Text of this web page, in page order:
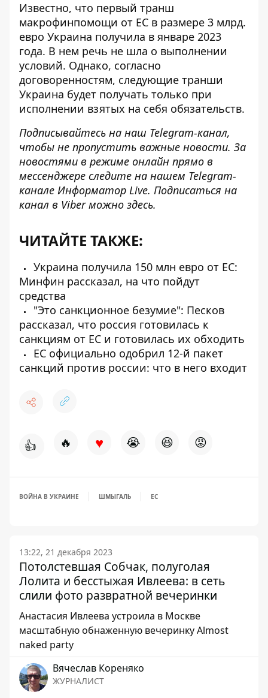
Известно, что первый транш
макрофинпомощи от ЕС в размере 3 млрд.
евро Украина получила в январе 2023
года. В нем речь не шла о выполнении
условий. Однако, согласно
договоренностям, следующие транши
Украина будет получать только при
исполнении взятых на себя обязательств.
Подписывайтесь на наш Telegram-канал,
чтобы не пропустить важные новости. За
новостями в режиме онлайн прямо в
мессенджере следите на нашем Telegram-
канале Информатор Live. Подписаться на
канал в Viber можно здесь.
ЧИТАЙТЕ ТАКЖЕ:
Украина получила 150 млн евро от ЕС:
Минфин рассказал, на что пойдут
средства
"Это санкционное безумие": Песков
рассказал, что россия готовилась к
санкциям от ЕС и готовилась их обходить
ЕС официально одобрил 12-й пакет
санкций против россии: что в него входит
👍 🔥 ♥ 😭 😆 😡
ВОЙНА В УКРАИНЕ ШМЫГАЛЬ ЕС
13:22, 21 декабря 2023
Потолстевшая Собчак, полуголая
Лолита и бесстыжая Ивлеева: в сеть
слили фото развратной вечеринки
Анастасия Ивлеева устроила в Москве
масштабную обнаженную вечеринку Almost
naked party
Вячеслав Кореняко
ЖУРНАЛИСТ